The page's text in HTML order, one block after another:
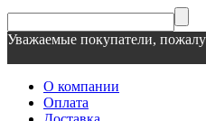
Уважаемые покупатели,
О компании
Оплата